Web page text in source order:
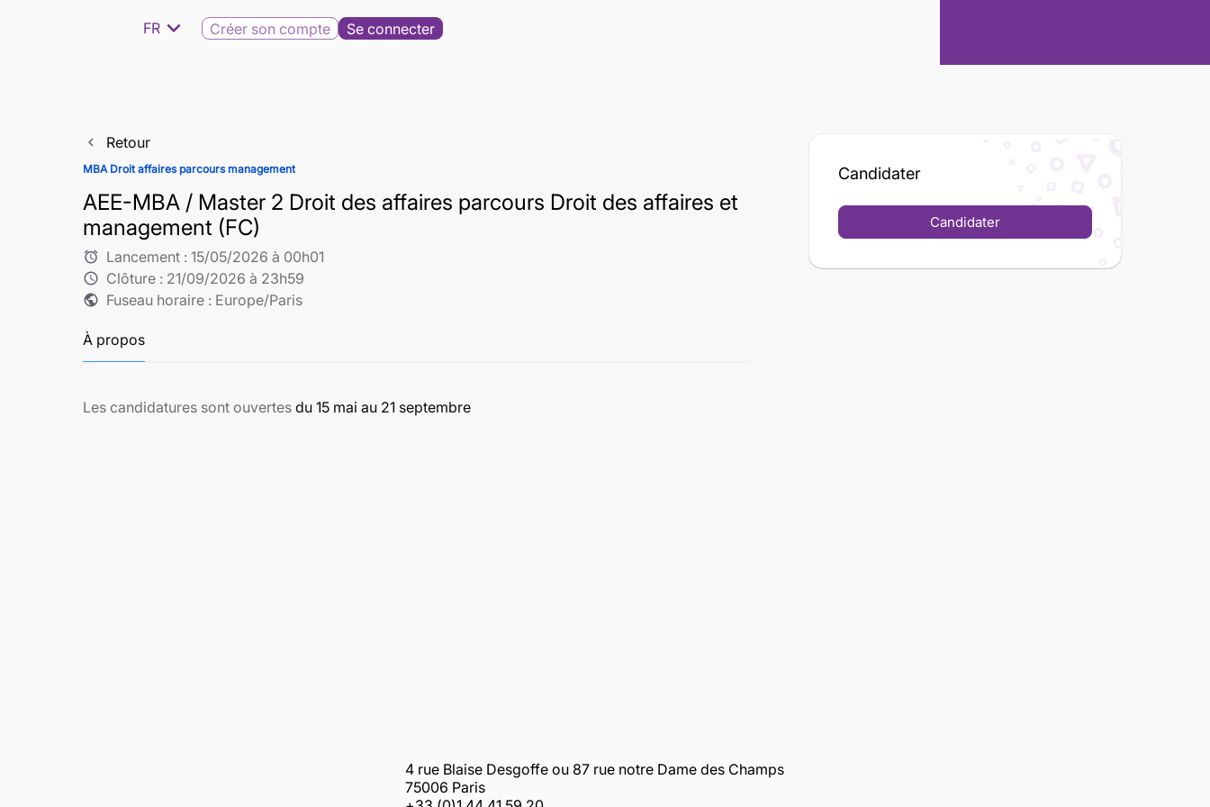
FR expand_more Créer son compte Se connecter
navigate_before Retour
MBA Droit affaires parcours management
AEE-MBA / Master 2 Droit des affaires parcours Droit des affaires et
management (FC)
alarm Lancement : 15/05/2026 à 00h01
schedule Clôture : 21/09/2026 à 23h59
public Fuseau horaire : Europe/Paris
À propos
Les candidatures sont ouvertes du 15 mai au 21 septembre
Candidater
Candidater
4 rue Blaise Desgoffe ou 87 rue notre Dame des Champs
75006 Paris